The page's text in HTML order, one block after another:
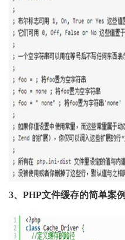
3、 PHP文件缓存的简单案例